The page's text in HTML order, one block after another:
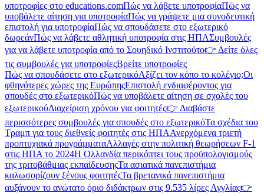
υποτροφίες στο educations.comΠώς να λάβετε υποτροφίαΠώς να
υποβάλετε αίτηση για υποτροφίαΠώς να γράψετε μια συνοδευτική
επιστολή για υποτροφίαΠώς να σπουδάσετε στο εξωτερικό
δωρεάνΠώς να λάβετε αθλητική υποτροφία στις ΗΠΑΣυμβουλές
για να λάβετε υποτροφία από το Σουηδικό Ινστιτούτο👉 Δείτε όλες
τις συμβουλές για υποτροφίεςΒρείτε υποτροφίες
Πώς να σπουδάσετε στο εξωτερικόΑξίζει τον κόπο το κολέγιο;Οι
φθηνότερες χώρες της ΕυρώπηςΕπιστολή ενδιαφέροντος για
σπουδές στο εξωτερικόΠώς να υποβάλετε αίτηση σε σχολές του
εξωτερικούΔιαχείριση χρόνου για φοιτητές👉 Διαβάστε
περισσότερες συμβουλές για σπουδές στο εξωτερικόΤα σχέδια του
Τραμπ για τους διεθνείς φοιτητές στις ΗΠΑΑνερχόμενα τριετή
προπτυχιακά προγράμματαΑλλαγές στην πολιτική θεωρήσεων F-1
στις ΗΠΑ το 2024Η Ολλανδία περικόπτει τους προϋπολογισμούς
της τριτοβάθμιας εκπαίδευσηςΤα ασιατικά πανεπιστήμια
καλωσορίζουν ξένους φοιτητέςΤα βρετανικά πανεπιστήμια
αυξάνουν το ανώτατο όριο διδάκτρων στις 9.535 λίρες Αγγλίας👉